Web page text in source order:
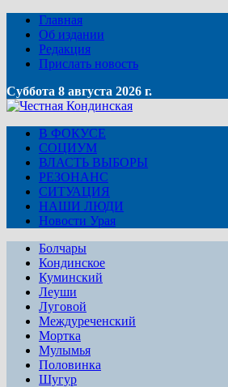
Главная
Об издании
Редакция
Прислать новость
Суббота 8 августа 2026 г.
В ФОКУСЕ
СОЦИУМ
ВЛАСТЬ ВЫБОРЫ
РЕЗОНАНС
СИТУАЦИЯ
НАШИ ЛЮДИ
Новости Урая
Болчары
Кондинское
Куминский
Леуши
Луговой
Междуреченский
Мортка
Мулымья
Половинка
Шугур